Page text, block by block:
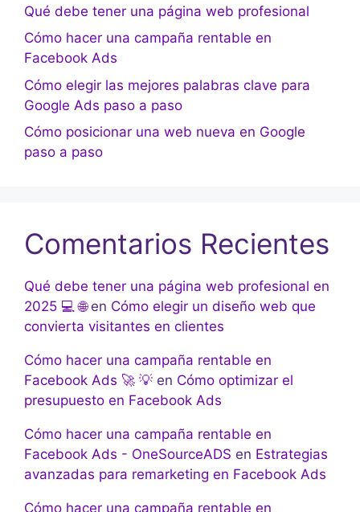
Qué debe tener una página web profesional
Cómo hacer una campaña rentable en
Facebook Ads
Cómo elegir las mejores palabras clave para
Google Ads paso a paso
Cómo posicionar una web nueva en Google
paso a paso
Comentarios Recientes
Qué debe tener una página web profesional en
2025 💻 🌐en Cómo elegir un diseño web que
convierta visitantes en clientes
Cómo hacer una campaña rentable en
Facebook Ads 🚀 💡 en Cómo optimizar el
presupuesto en Facebook Ads
Cómo hacer una campaña rentable en
Facebook Ads - OneSourceADS en Estrategias
avanzadas para remarketing en Facebook Ads
Cómo hacer una campaña rentable en